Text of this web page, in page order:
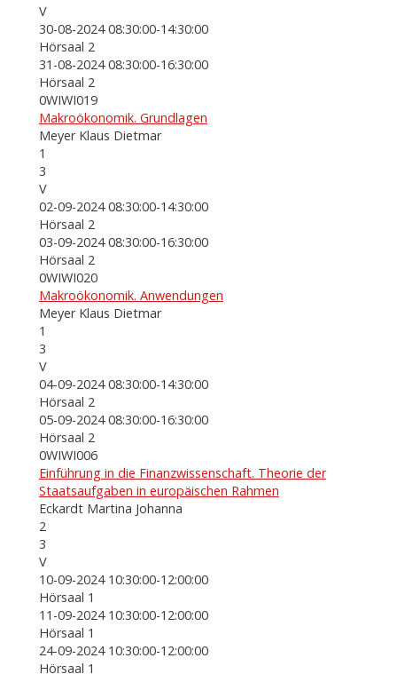
V
30-08-2024 08:30:00-14:30:00
Hörsaal 2
31-08-2024 08:30:00-16:30:00
Hörsaal 2
0WIWI019
Makroökonomik. Grundlagen
Meyer Klaus Dietmar
1
3
V
02-09-2024 08:30:00-14:30:00
Hörsaal 2
03-09-2024 08:30:00-16:30:00
Hörsaal 2
0WIWI020
Makroökonomik. Anwendungen
Meyer Klaus Dietmar
1
3
V
04-09-2024 08:30:00-14:30:00
Hörsaal 2
05-09-2024 08:30:00-16:30:00
Hörsaal 2
0WIWI006
Einführung in die Finanzwissenschaft. Theorie der
Staatsaufgaben in europäischen Rahmen
Eckardt Martina Johanna
2
3
V
10-09-2024 10:30:00-12:00:00
Hörsaal 1
11-09-2024 10:30:00-12:00:00
Hörsaal 1
24-09-2024 10:30:00-12:00:00
Hörsaal 1